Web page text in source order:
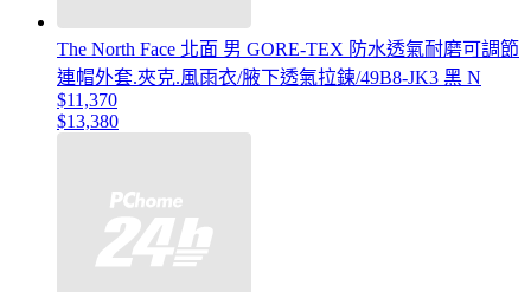
The North Face 北面 男 GORE-TEX 防水透氣耐磨可調節
連帽外套.夾克.風雨衣/腋下透氣拉鍊/49B8-JK3 黑 N
$11,370
$13,380